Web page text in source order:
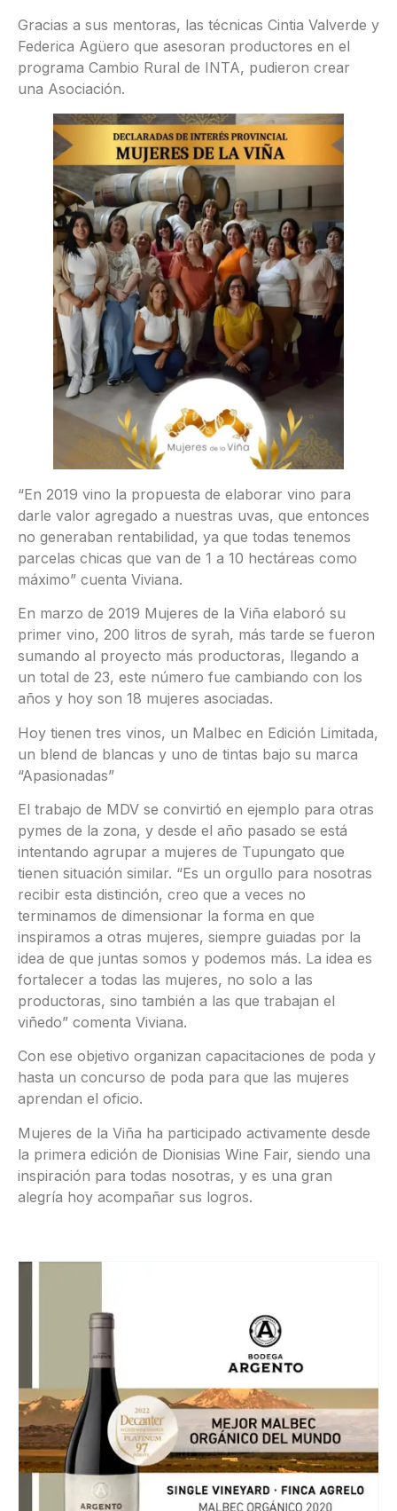
Gracias a sus mentoras, las técnicas Cintia Valverde y
Federica Agüero que asesoran productores en el
programa Cambio Rural de INTA, pudieron crear
una Asociación.
“En 2019 vino la propuesta de elaborar vino para
darle valor agregado a nuestras uvas, que entonces
no generaban rentabilidad, ya que todas tenemos
parcelas chicas que van de 1 a 10 hectáreas como
máximo” cuenta Viviana.
En marzo de 2019 Mujeres de la Viña elaboró su
primer vino, 200 litros de syrah, más tarde se fueron
sumando al proyecto más productoras, llegando a
un total de 23, este número fue cambiando con los
años y hoy son 18 mujeres asociadas.
Hoy tienen tres vinos, un Malbec en Edición Limitada,
un blend de blancas y uno de tintas bajo su marca
“Apasionadas”
El trabajo de MDV se convirtió en ejemplo para otras
pymes de la zona, y desde el año pasado se está
intentando agrupar a mujeres de Tupungato que
tienen situación similar. “Es un orgullo para nosotras
recibir esta distinción, creo que a veces no
terminamos de dimensionar la forma en que
inspiramos a otras mujeres, siempre guiadas por la
idea de que juntas somos y podemos más. La idea es
fortalecer a todas las mujeres, no solo a las
productoras, sino también a las que trabajan el
viñedo” comenta Viviana.
Con ese objetivo organizan capacitaciones de poda y
hasta un concurso de poda para que las mujeres
aprendan el oficio.
Mujeres de la Viña ha participado activamente desde
la primera edición de Dionisias Wine Fair, siendo una
inspiración para todas nosotras, y es una gran
alegría hoy acompañar sus logros.